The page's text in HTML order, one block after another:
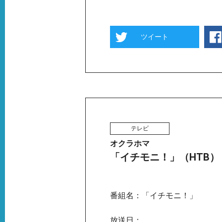
ツイート
テレビ
オクラホマ
「イチモニ！」（HTB）
番組名：「イチモニ！」